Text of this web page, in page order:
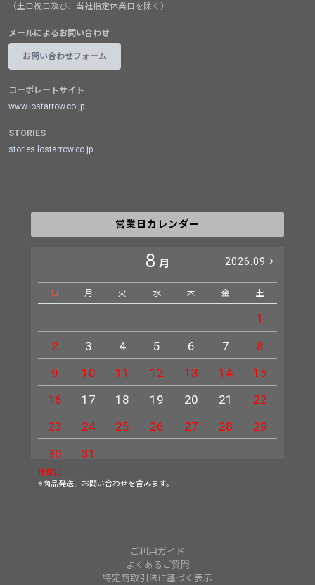
（土日祝日及び、当社指定休業日を除く）
メールによるお問い合わせ
お問い合わせフォーム
コーポレートサイト
www.lostarrow.co.jp
STORIES
stories.lostarrow.co.jp
営業日カレンダー
8 月 2026.09
日 月 火 水 木 金 土
1
2
3 4 5 6 7
8
9
10 11 12 13 14
15
16
17 18 19 20 21
22
23
24 25 26 27 28
29
30
31
休業日
※商品発送、お問い合わせを含みます。
ご利用ガイド
よくあるご質問
特定商取引法に基づく表示